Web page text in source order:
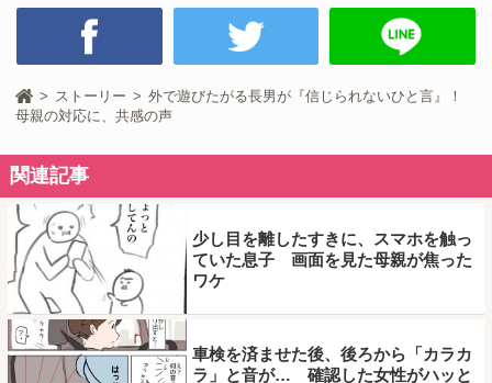
ストーリー
外で遊びたがる長男が『信じられないひと言』！
母親の対応に、共感の声
関連記事
少し目を離したすきに、スマホを触っ
ていた息子 画面を見た母親が焦った
ワケ
車検を済ませた後、後ろから「カラカ
ラ」と音が… 確認した女性がハッと